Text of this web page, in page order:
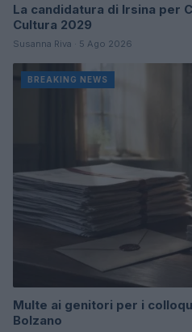
La candidatura di Irsina per
Cultura 2029
Susanna Riva · 5 Ago 2026
BREAKING NEWS
Multe ai genitori per i
Bolzano